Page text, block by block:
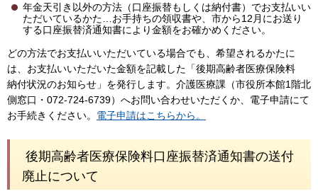
年金天引き以外の方法（口座振替もしくは納付書）でお支払いい
ただいているかた…お手持ちの領収書や、市から12月にお送り
する口座振替済通知書により金額をお確かめください。
どの方法でお支払いいただいている場合でも、希望されるかたに
は、お支払いいただいた金額を記載した「後期高齢者医療保険料
納付状況のお知らせ」を発行します。介護医療課（市役所本館1階北
側窓口・072-724-6739）へお問い合わせいただくか、電子申請にて
お手続きください。 電子申請はこちらから。
後期高齢者医療保険料口座振替済通知書の送付
廃止について